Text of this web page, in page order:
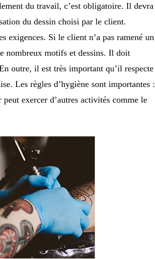
du travail, c’est obligatoire. Il devra
du dessin choisi par le client.
exigences. Si le client n’a pas ramené un
nombreux motifs et dessins. Il doit
outre, il est très important qu’il respecte
Les règles d’hygiène sont importantes :
exercer d’autres activités comme le